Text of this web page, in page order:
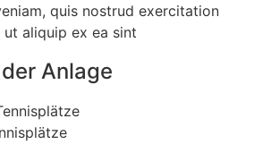
quis nostrud exercitation
aliquip ex ea sint
Anlage